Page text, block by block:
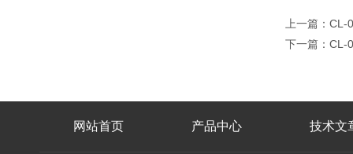
上一篇： CL-
下一篇： CL-
网站首页 产品中心 技术文